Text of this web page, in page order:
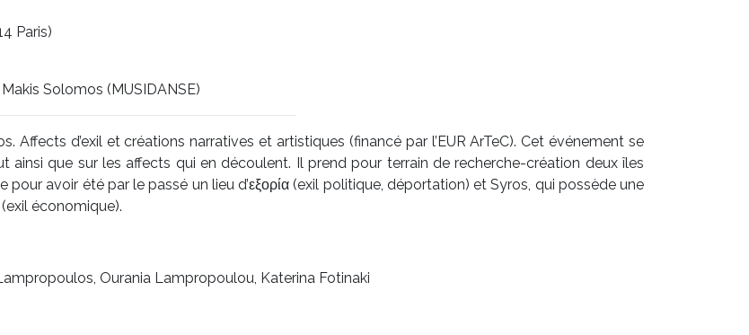
Paris)
Solomos (MUSIDANSE)
Affects d’exil et créations narratives et artistiques (financé par l’EUR ArTeC). Cet événement se
ainsi que sur les affects qui en découlent. Il prend pour terrain de recherche-création deux îles
avoir été par le passé un lieu d’εξορία (exil politique, déportation) et Syros, qui possède une
économique).
Ourania Lampropoulou, Katerina Fotinaki